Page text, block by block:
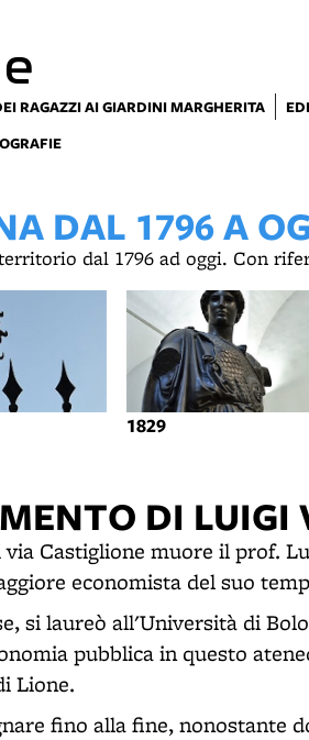
RAGAZZI AI GIARDINI MARGHERITA
DAL 1796 A
dal 1796 ad oggi. Con
1829
DI LUIGI
via Castiglione muore il prof.
economista del suo
si laureò all'Università di
pubblica in questo
Lione.
fino alla fine, nonostante